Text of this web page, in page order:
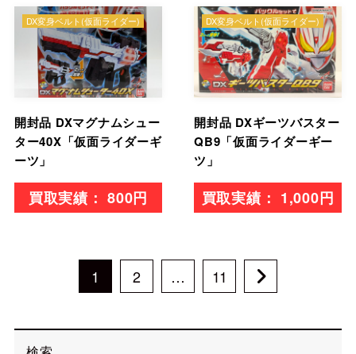
開封品 DXマグナムシュー
ター40X「仮面ライダーギ
ーツ」
800円
DX変身ベルト(仮面ライダー)
開封品 DXギーツバスター
QB9「仮面ライダーギー
ツ」
1,000円
DX変身ベルト(仮面ライダー)
1 2 … 11